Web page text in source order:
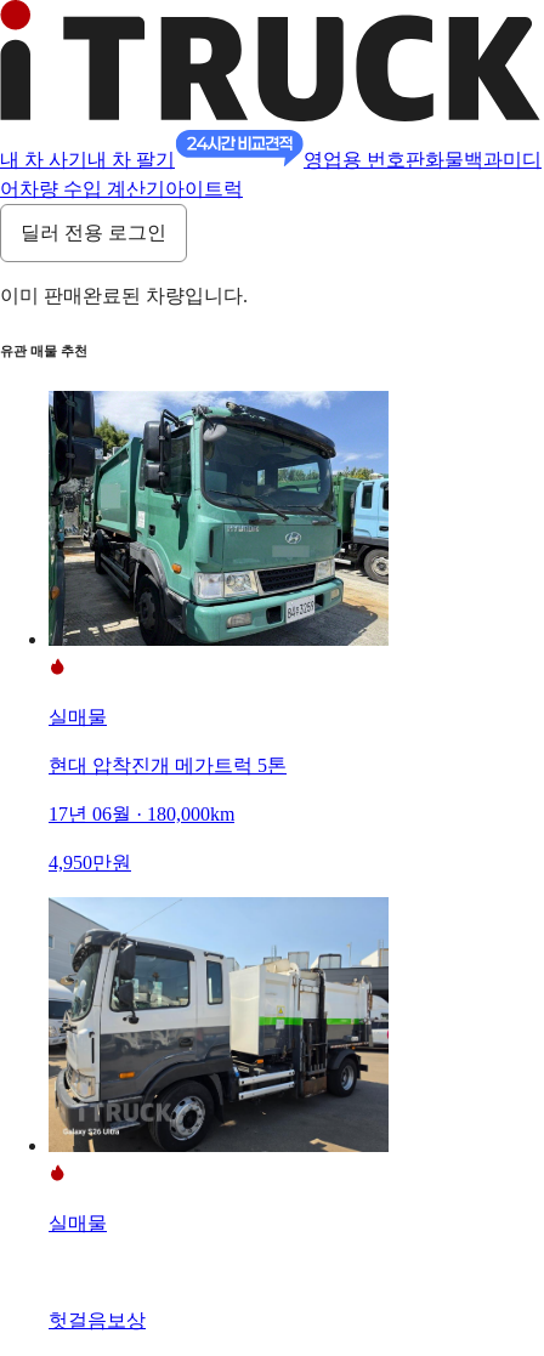
내 차 사기 내 차 팔기 영업용 번호판화물백과미디
어 차량 수입 계산기 아이트럭
딜러 전용 로그인
이미 판매완료된 차량입니다.
유관 매물 추천
실매물
현대 압착진개 메가트럭 5톤
17년 06월 · 180,000km
4,950만원
실매물
헛걸음보상